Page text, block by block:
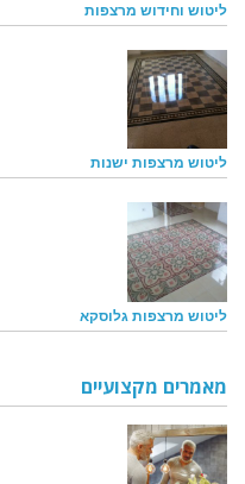
ליטוש וחידוש מרצפות
ליטוש מרצפות ישנות
ליטוש מרצפות גלוסקא
מאמרים מקצועיים